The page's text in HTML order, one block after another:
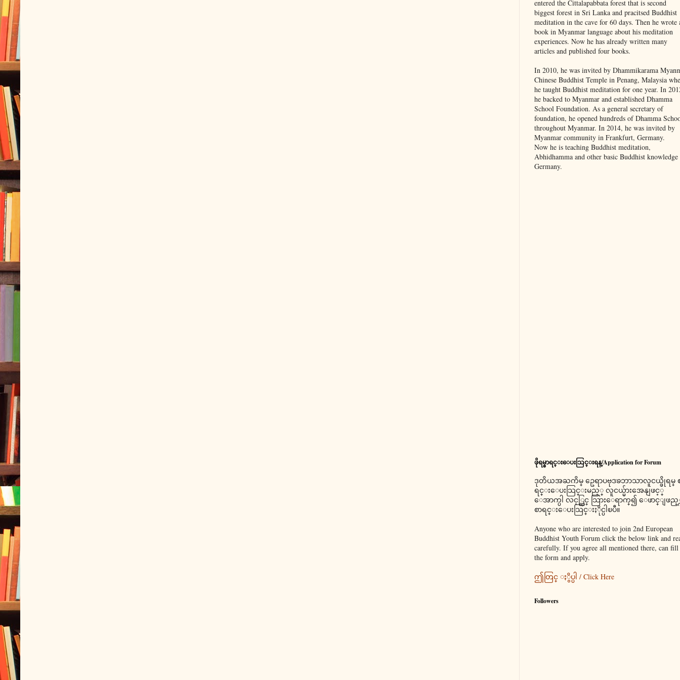
entered the Cittalapabbata forest that is second
biggest forest in Sri Lanka and pracitsed Buddhist
meditation in the cave for 60 days. Then he wrote
book in Myanmar language about his meditation
experiences. Now he has already written many
articles and published four books.
In 2010, he was invited by Dhammikarama
Chinese Buddhist Temple in Penang, Malaysia
he taught Buddhist meditation for one year. In
he backed to Myanmar and established Dhamma
School Foundation. As a general secretary of
foundation, he opened hundreds of Dhamma
throughout Myanmar. In 2014, he was invited by
Myanmar community in Frankfurt, Germany.
Now he is teaching Buddhist meditation,
Abhidhamma and other basic Buddhist
Germany.
ဖိုရမ္စာရင္းေပးသြင္းရန္/Application for Forum
ဒုတိယအႀကိမ္ ဥေရာပဗုဒၶဘာသာလူငယ္ဖိုရမ္
ရင္းေပးသြင္းမည့္ လူငယ္မ်ားအေနျဖင့္
ေအာက္ပါ လင့္တြင္ သြားေရာက္၍ ေဖာင္ျဖည့္
စာရင္းေပးသြင္းႏိုင္ပါၿပီ။
Anyone who are interested to join 2nd European
Buddhist Youth Forum click the below link and
carefully. If you agree all mentioned there, can fill
the form and apply.
ဤတြင္ ႏွိပ္ပါ / Click Here
Followers